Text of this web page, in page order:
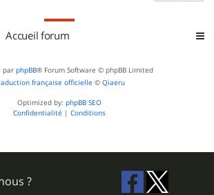
Accueil forum
par phpBB® Forum Software © phpBB Limited
française officielle © Qiaeru
Optimized by: phpBB SEO
Confidentialité | Conditions
?